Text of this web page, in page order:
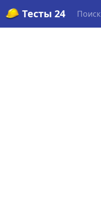
Тесты 24 Поиск